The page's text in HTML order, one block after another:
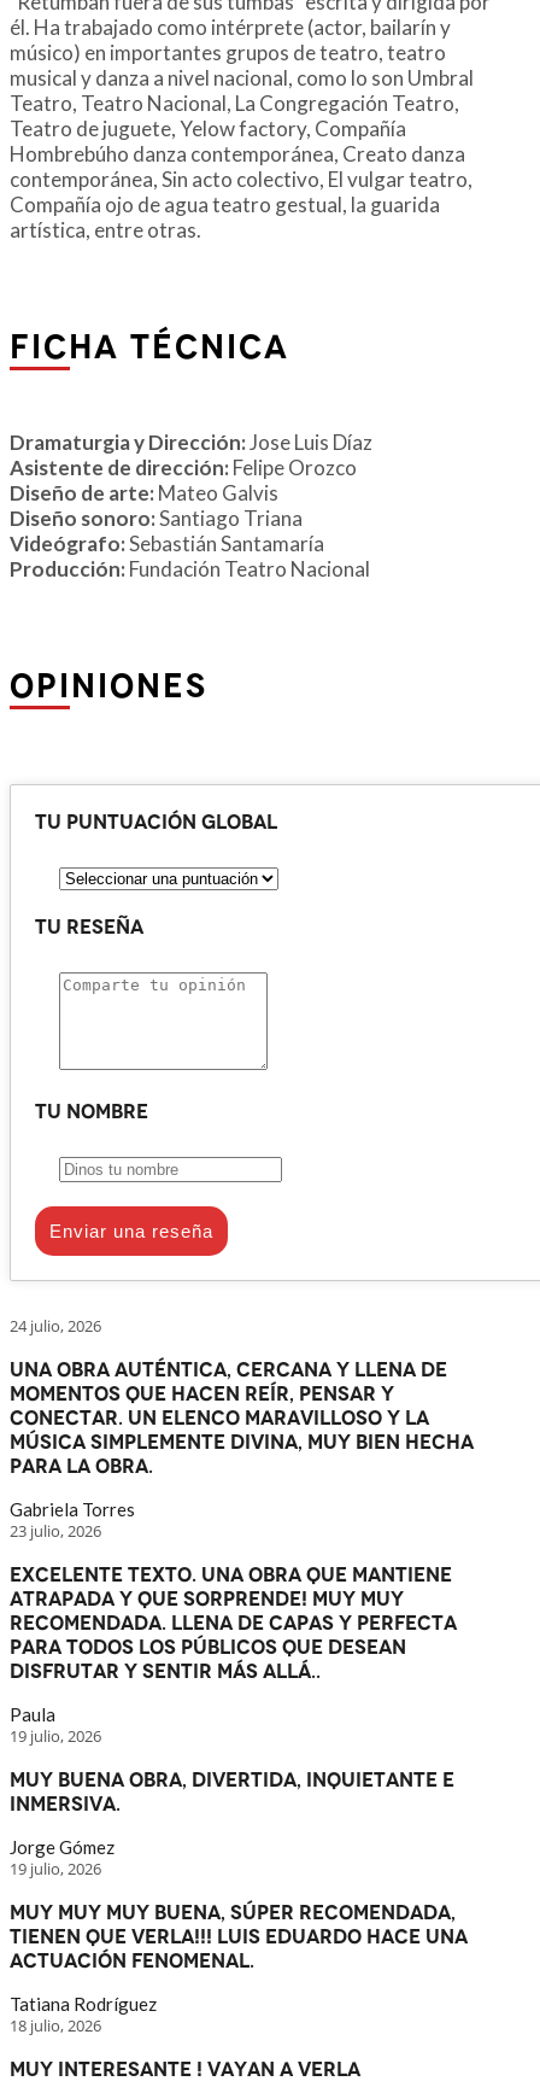
él. Ha trabajado como intérprete (actor, bailarín y
músico) en importantes grupos de teatro, teatro
musical y danza a nivel nacional, como lo son Umbral
Teatro, Teatro Nacional, La Congregación Teatro,
Teatro de juguete, Yelow factory, Compañía
Hombrebúho danza contemporánea, Creato danza
contemporánea, Sin acto colectivo, El vulgar teatro,
Compañía ojo de agua teatro gestual, la guarida
artística, entre otras.
FICHA TÉCNICA
Dramaturgia y Dirección:Jose Luis Díaz
Asistente de dirección: Felipe Orozco
Diseño de arte: Mateo Galvis
Diseño sonoro:Santiago Triana
Videógrafo:Sebastián Santamaría
Producción: Fundación Teatro Nacional
OPINIONES
Tu puntuación global
Tu reseña
Tu nombre
Enviar una reseña
24 julio, 2026
Una obra auténtica, cercana y llena de
momentos que hacen reír, pensar y
conectar. Un elenco maravilloso y la
música simplemente divina, muy bien hecha
para la obra.
Gabriela Torres
23 julio, 2026
Excelente texto. Una obra que mantiene
atrapada y que sorprende! Muy muy
recomendada. Llena de capas y perfecta
para todos los públicos que desean
disfrutar y sentir más allá..
Paula
19 julio, 2026
Muy buena obra, divertida, inquietante e
inmersiva.
Jorge Gómez
19 julio, 2026
Muy muy muy buena, súper recomendada,
tienen que verla!!! Luis Eduardo hace una
actuación fenomenal.
Tatiana Rodríguez
18 julio, 2026
Muy interesante ! Vayan a verla